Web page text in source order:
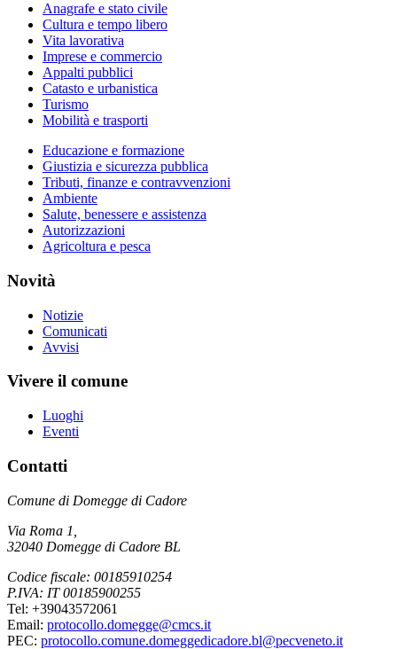
Anagrafe e stato civile
Cultura e tempo libero
Vita lavorativa
Imprese e commercio
Appalti pubblici
Catasto e urbanistica
Turismo
Mobilità e trasporti
Educazione e formazione
Giustizia e sicurezza pubblica
Tributi, finanze e contravvenzioni
Ambiente
Salute, benessere e assistenza
Autorizzazioni
Agricoltura e pesca
Novità
Notizie
Comunicati
Avvisi
Vivere il comune
Luoghi
Eventi
Contatti
Comune di Domegge di Cadore
Via Roma 1,
32040 Domegge di Cadore BL
Codice fiscale: 00185910254
P.IVA: IT 00185900255
Tel: +39043572061
Email: protocollo.domegge@cmcs.it
PEC: protocollo.comune.domeggedicadore.bl@pecveneto.it